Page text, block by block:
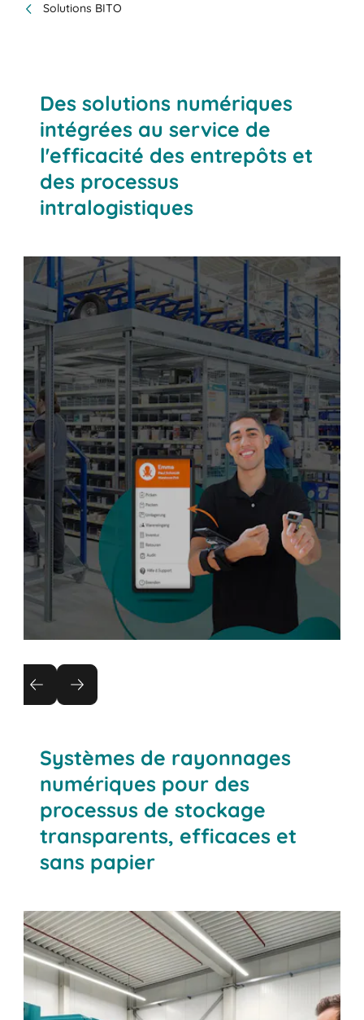
Solutions BITO
Des solutions numériques
intégrées au service de
l'efficacité des entrepôts et
des processus
intralogistiques
Gestion d'entrepôt
d'entrepôt BITO WMS.
Systèmes de rayonnages
numériques pour des
processus de stockage
transparents, efficaces et
sans papier